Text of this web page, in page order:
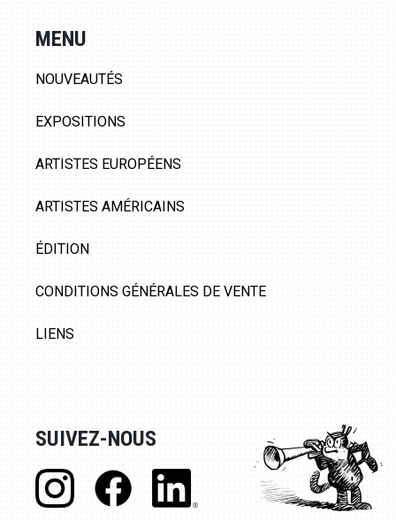
MENU
NOUVEAUTÉS
EXPOSITIONS
ARTISTES EUROPÉENS
ARTISTES AMÉRICAINS
ÉDITION
CONDITIONS GÉNÉRALES DE VENTE
LIENS
SUIVEZ-NOUS